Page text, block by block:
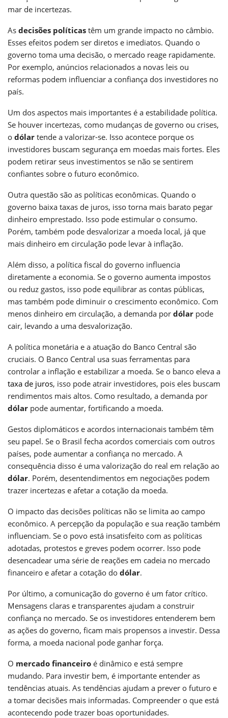
mar de incertezas.
As decisões políticas têm um grande impacto no câmbio.
Esses efeitos podem ser diretos e imediatos. Quando o
governo toma uma decisão, o mercado reage rapidamente.
Por exemplo, anúncios relacionados a novas leis ou
reformas podem influenciar a confiança dos investidores no
país.
Um dos aspectos mais importantes é a estabilidade política.
Se houver incertezas, como mudanças de governo ou crises,
o dólar tende a valorizar-se. Isso acontece porque os
investidores buscam segurança em moedas mais fortes. Eles
podem retirar seus investimentos se não se sentirem
confiantes sobre o futuro econômico.
Outra questão são as políticas econômicas. Quando o
governo baixa taxas de juros, isso torna mais barato pegar
dinheiro emprestado. Isso pode estimular o consumo.
Porém, também pode desvalorizar a moeda local, já que
mais dinheiro em circulação pode levar à inflação.
Além disso, a política fiscal do governo influencia
diretamente a economia. Se o governo aumenta impostos
ou reduz gastos, isso pode equilibrar as contas públicas,
mas também pode diminuir o crescimento econômico. Com
menos dinheiro em circulação, a demanda por dólar pode
cair, levando a uma desvalorização.
A política monetária e a atuação do Banco Central são
cruciais. O Banco Central usa suas ferramentas para
controlar a inflação e estabilizar a moeda. Se o banco eleva a
taxa de juros, isso pode atrair investidores, pois eles buscam
rendimentos mais altos. Como resultado, a demanda por
dólar pode aumentar, fortificando a moeda.
Gestos diplomáticos e acordos internacionais também têm
seu papel. Se o Brasil fecha acordos comerciais com outros
países, pode aumentar a confiança no mercado. A
consequência disso é uma valorização do real em relação ao
dólar. Porém, desentendimentos em negociações podem
trazer incertezas e afetar a cotação da moeda.
O impacto das decisões políticas não se limita ao campo
econômico. A percepção da população e sua reação também
influenciam. Se o povo está insatisfeito com as políticas
adotadas, protestos e greves podem ocorrer. Isso pode
desencadear uma série de reações em cadeia no mercado
financeiro e afetar a cotação do dólar.
Por último, a comunicação do governo é um fator crítico.
Mensagens claras e transparentes ajudam a construir
confiança no mercado. Se os investidores entenderem bem
as ações do governo, ficam mais propensos a investir. Dessa
forma, a moeda nacional pode ganhar força.
O mercado financeiro é dinâmico e está sempre
mudando. Para investir bem, é importante entender as
tendências atuais. As tendências ajudam a prever o futuro e
a tomar decisões mais informadas. Compreender o que está
acontecendo pode trazer boas oportunidades.